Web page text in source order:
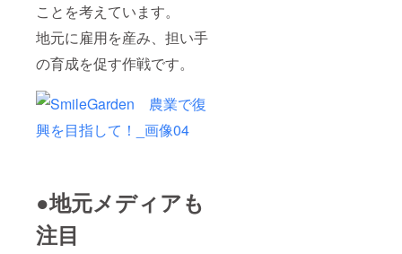
ことを考えています。
地元に雇用を産み、担い手
の育成を促す作戦です。
●地元メディアも
注目